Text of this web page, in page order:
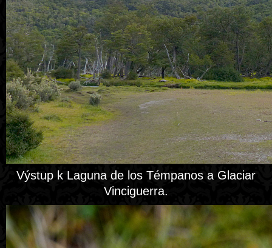
Výstup k Laguna de los Témpanos a Glaciar
Vinciguerra.